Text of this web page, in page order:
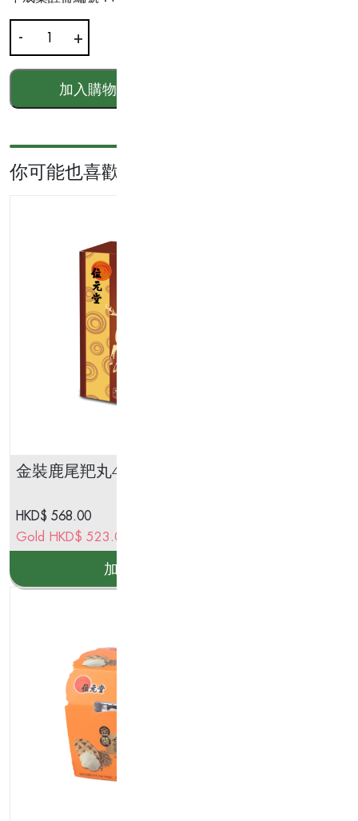
-
鳳-
青
配
40
包
+
加入購物車
你可能也喜歡...
金裝鹿尾羓丸40包裝
HKD$ 568.00
Gold HKD$ 523.00
加入購物車